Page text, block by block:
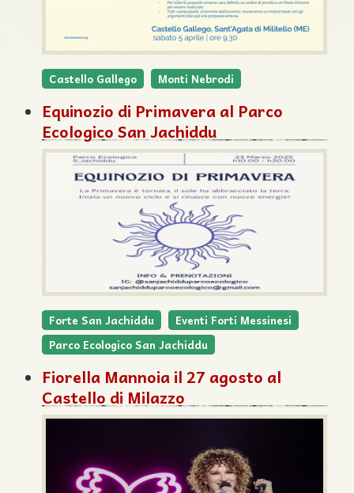
Castello Gallego Monti Nebrodi
Equinozio di Primavera al Parco
Ecologico San Jachiddu
Forte San Jachiddu
Eventi Forti Messinesi
Parco Ecologico San Jachiddu
Fiorella Mannoia il 27 agosto al
Castello di Milazzo